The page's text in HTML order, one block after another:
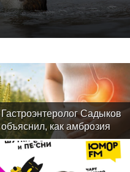
Гастроэнтеролог Садыков
объяснил, как амброзия
может влиять на ЖКТ